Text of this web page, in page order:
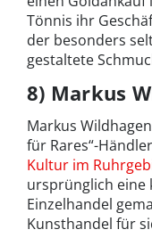
Tönnis ihr
der besonders
gestaltete
8) Markus
Markus
für Rares“-
Kultur im
ursprünglich eine
Einzelhandel
Kunsthandel für